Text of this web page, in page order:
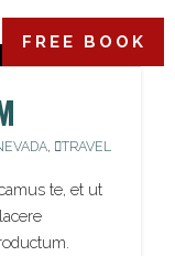
FREE BOOK
, TRAVEL
te, et ut